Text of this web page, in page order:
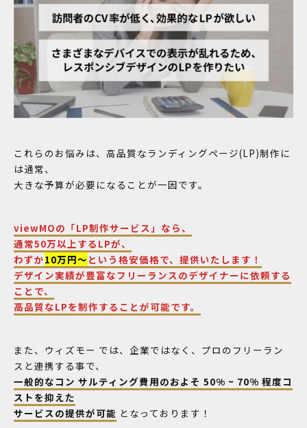
これらのお悩みは、高品質なランディングページ(LP)制作に
は通常、
大きな予算が必要になることが一因です。
viewMOの「LP制作サービス」なら、
通常50万以上するLPが、
わずか10万円〜 という格安価格で、提供いたします！
デザイン実績が豊富なフリーランスのデザイナーに依頼する
ことで、
高品質なLPを制作することが可能です。
また、ウィズモー では、企業ではなく、プロのフリーラン
スと連携する事で、
一般的なコン サルティング費用のおよそ 50% ~ 70% 程度コ
ストを抑えた
サービスの提供が可能 となっております！